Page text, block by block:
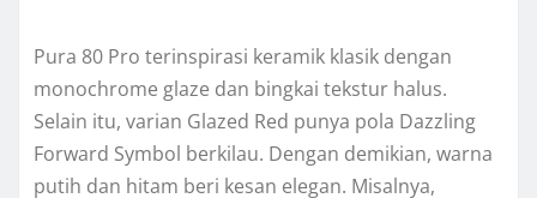
Pura 80 Pro terinspirasi keramik klasik dengan
monochrome glaze dan bingkai tekstur halus.
Selain itu, varian Glazed Red punya pola Dazzling
Forward Symbol berkilau. Dengan demikian, warna
putih dan hitam beri kesan elegan. Misalnya,